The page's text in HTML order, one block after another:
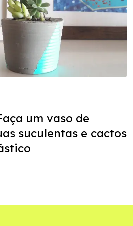
um vaso de
suculentas e cactos